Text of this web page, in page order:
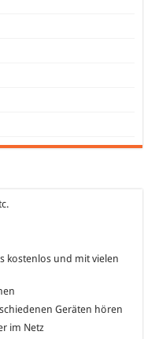
kostenlos und mit vielen
Geräten hören
im Netz